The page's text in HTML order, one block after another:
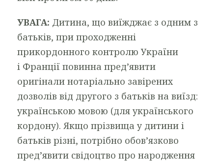
УВАГА: Дитина, що виїжджає з одним з
батьків, при проходженні
прикордонного контролю України
і Франції повинна пред’явити
оригінали нотаріально завірених
дозволів від другого з батьків на виїзд:
українською мовою (для українського
кордону). Якщо прізвища у дитини і
батьків різні, потрібно обов’язково
пред’явити свідоцтво про народження